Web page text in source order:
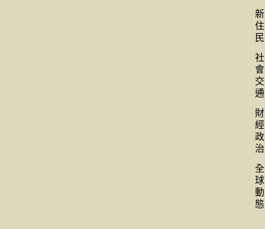
新
住
民
社
會
交
通
財
經
政
治
全
球
動
態